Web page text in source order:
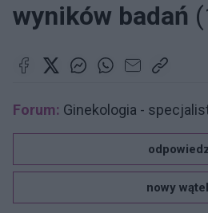
wyników badań
Forum: Ginekologia -
nowy